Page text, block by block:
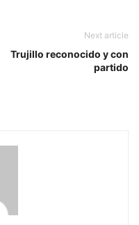
Next article
Trujillo reconocido y con
partido